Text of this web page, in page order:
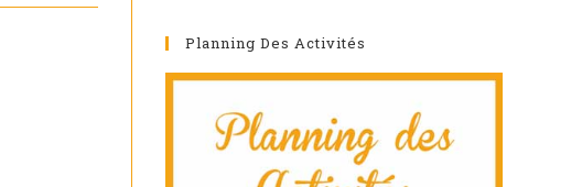
Planning Des Activités